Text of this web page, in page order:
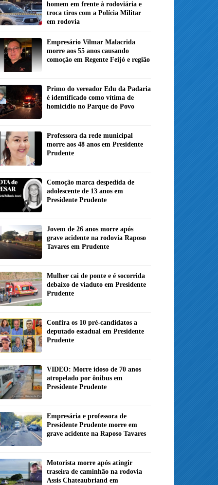
homem em frente à rodoviária e
troca tiros com a Polícia Militar
em rodovia
Empresário Vilmar Malacrida
morre aos 55 anos causando
comoção em Regente Feijó e região
Primo do vereador Edu da Padaria
é identificado como vítima de
homicídio no Parque do Povo
Professora da rede municipal
morre aos 48 anos em Presidente
Prudente
Comoção marca despedida de
adolescente de 13 anos em
Presidente Prudente
Jovem de 26 anos morre após
grave acidente na rodovia Raposo
Tavares em Prudente
Mulher cai de ponte e é socorrida
debaixo de viaduto em Presidente
Prudente
Confira os 10 pré-candidatos a
deputado estadual em Presidente
Prudente
VIDEO: Morre idoso de 70 anos
atropelado por ônibus em
Presidente Prudente
Empresária e professora de
Presidente Prudente morre em
grave acidente na Raposo Tavares
Motorista morre após atingir
traseira de caminhão na rodovia
Assis Chateaubriand em